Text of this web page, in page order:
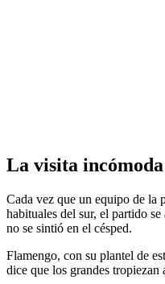
La visita
Cada vez que un equipo de la
habituales del sur, el partido
no se sintió en el césped.
Flamengo, con su plantel de
dice que los grandes tropiezan